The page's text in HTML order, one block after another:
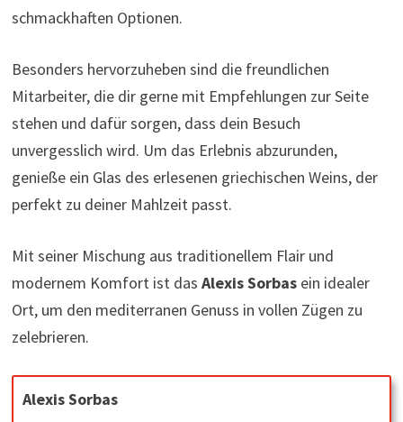
schmackhaften Optionen.
Besonders hervorzuheben sind die freundlichen
Mitarbeiter, die dir gerne mit Empfehlungen zur Seite
stehen und dafür sorgen, dass dein Besuch
unvergesslich wird. Um das Erlebnis abzurunden,
genieße ein Glas des erlesenen griechischen Weins, der
perfekt zu deiner Mahlzeit passt.
Mit seiner Mischung aus traditionellem Flair und
modernem Komfort ist das Alexis Sorbasein idealer
Ort, um den mediterranen Genuss in vollen Zügen zu
zelebrieren.
Alexis Sorbas